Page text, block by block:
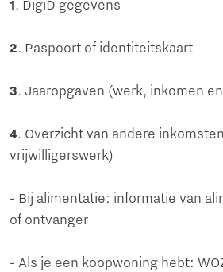
1. DigiD gegevens
2. Paspoort of identiteitskaart
3. Jaaropgaven (werk, inkomen
4. Overzicht van andere
vrijwilligerswerk)
- Bij alimentatie: informatie van
of ontvanger
- Als je een koopwoning hebt: